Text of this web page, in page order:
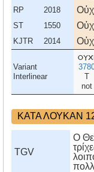
RP 2018
ST 1550
KJTR 2014
Variant
Interlinear
T
not
ΚΑΤΑ ΛΟΥΚΑΝ
TGV
Ο